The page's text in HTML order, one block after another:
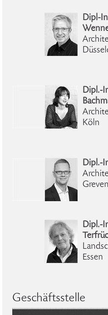
Dipl-
Dipl.-
Köln
Dipl.-
Dipl.-
Essen
Geschäftsstelle